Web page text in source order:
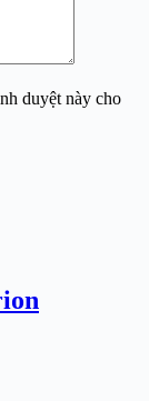
duyệt này cho